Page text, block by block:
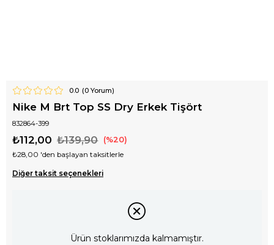
0.0 (0Yorum)
Nike M Brt Top SS Dry Erkek Tişört
832864-399
₺139,90
₺112,00 20
₺28,00 'den başlayan taksitlerle
Diğer taksit seçenekleri
Ürün stoklarımızda kalmamıştır.